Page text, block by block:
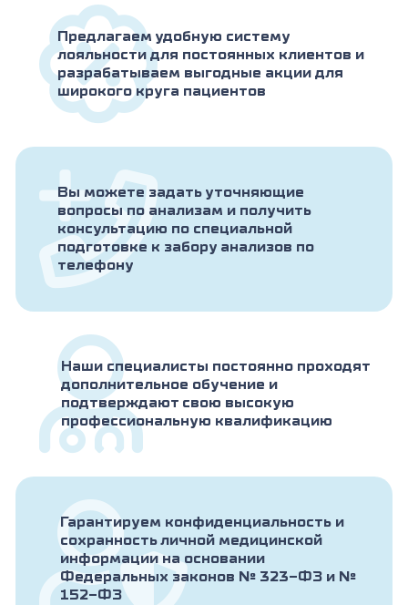
Предлагаем удобную систему
лояльности для постоянных клиентов и
разрабатываем выгодные акции для
широкого круга пациентов
Вы можете задать уточняющие
вопросы по анализам и получить
консультацию по специальной
подготовке к забору анализов по
телефону
Наши специалисты постоянно проходят
дополнительное обучение и
подтверждают свою высокую
профессиональную квалификацию
Гарантируем конфиденциальность и
сохранность личной медицинской
информации на основании
Федеральных законов № 323-ФЗ и №
152-ФЗ